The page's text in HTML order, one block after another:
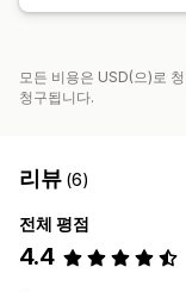
모든 비용은 USD(으)로
청구됩니다.
리뷰 (6)
전체 평점
4.4